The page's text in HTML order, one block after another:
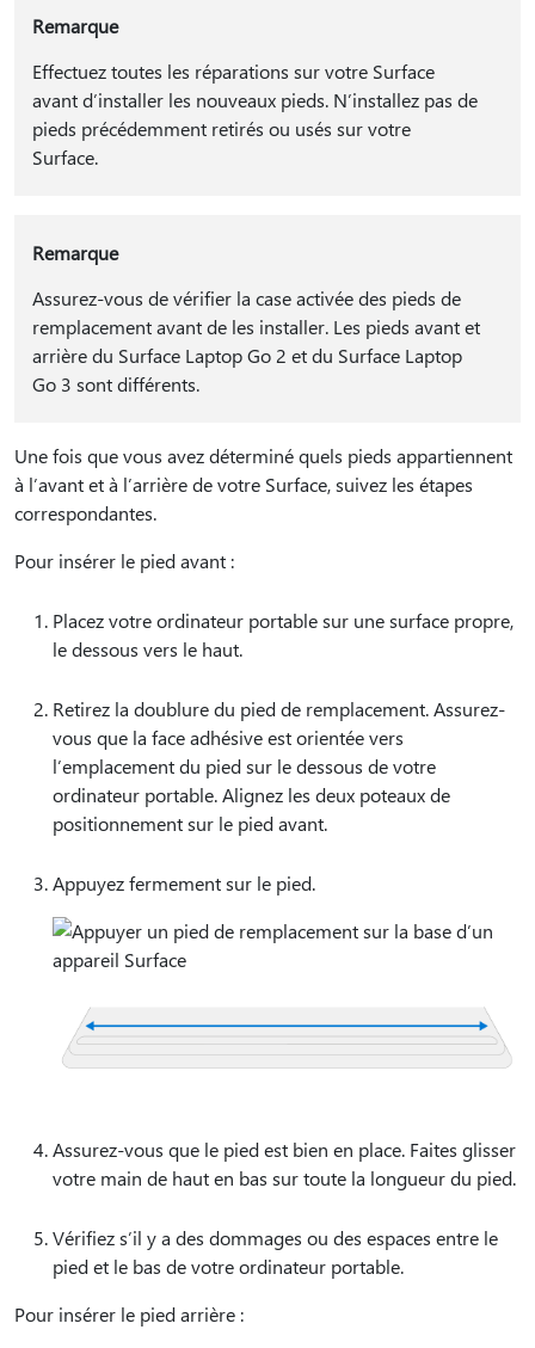
Remarque
Effectuez toutes les réparations sur votre Surface
avant d’installer les nouveaux pieds. N’installez pas de
pieds précédemment retirés ou usés sur votre
Surface.
Remarque
Assurez-vous de vérifier la case activée des pieds de
remplacement avant de les installer. Les pieds avant et
arrière du Surface Laptop Go 2 et du Surface Laptop
Go 3 sont différents.
Une fois que vous avez déterminé quels pieds appartiennent
à l’avant et à l’arrière de votre Surface, suivez les étapes
correspondantes.
Pour insérer le pied avant :
Placez votre ordinateur portable sur une surface propre,
le dessous vers le haut.
Retirez la doublure du pied de remplacement. Assurez-
vous que la face adhésive est orientée vers
l’emplacement du pied sur le dessous de votre
ordinateur portable. Alignez les deux poteaux de
positionnement sur le pied avant.
Appuyez fermement sur le pied.
Assurez-vous que le pied est bien en place. Faites glisser
votre main de haut en bas sur toute la longueur du pied.
Vérifiez s’il y a des dommages ou des espaces entre le
pied et le bas de votre ordinateur portable.
Pour insérer le pied arrière :